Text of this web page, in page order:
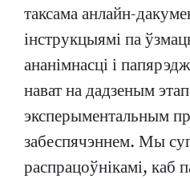
таксама анлайн-
інструкцыямі па
ананімнасці і
нават на дадзеным
эксперыментальным
забеспячэннем. Мы
распрацоўнікамі, каб